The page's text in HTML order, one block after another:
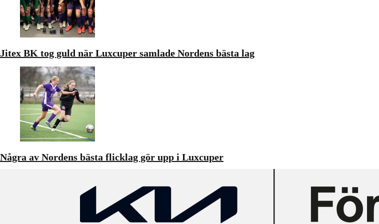
Jitex BK tog guld när Luxcuper samlade Nordens bästa lag
Några av Nordens bästa flicklag gör upp i Luxcuper